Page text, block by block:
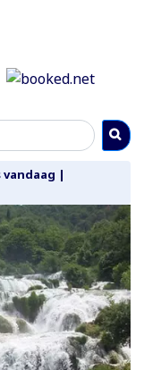
vandaag |